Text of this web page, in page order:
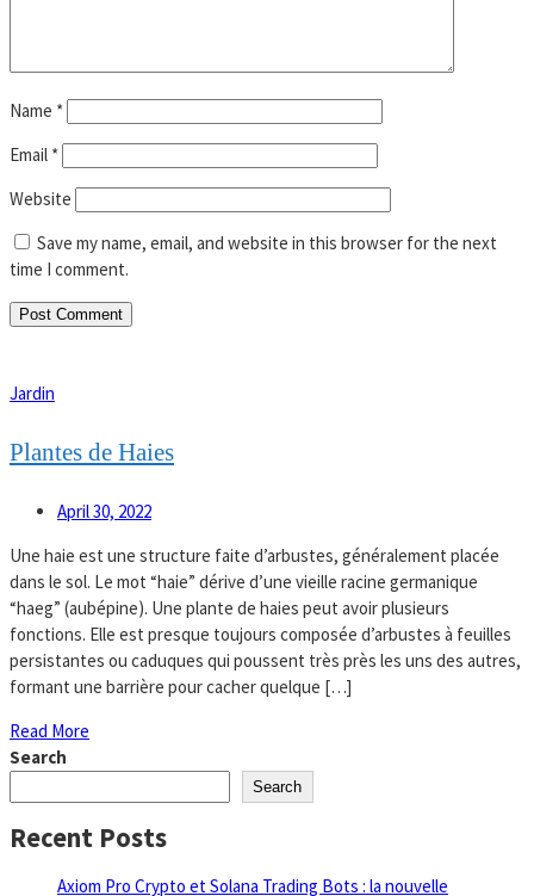
Name *
Email *
Website
Save my name, email, and website in this browser for the next
time I comment.
Jardin
Plantes de Haies
April 30, 2022
Une haie est une structure faite d’arbustes, généralement placée
dans le sol. Le mot “haie” dérive d’une vieille racine germanique
“haeg” (aubépine). Une plante de haies peut avoir plusieurs
fonctions. Elle est presque toujours composée d’arbustes à feuilles
persistantes ou caduques qui poussent très près les uns des autres,
formant une barrière pour cacher quelque […]
Read More
Search
Search
Recent Posts
Axiom Pro Crypto et Solana Trading Bots : la nouvelle